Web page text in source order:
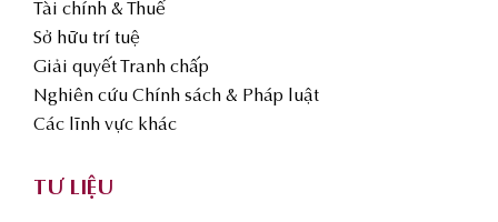
Tài chính & Thuế
Sở hữu trí tuệ
Giải quyết Tranh chấp
Nghiên cứu Chính sách & Pháp luật
Các lĩnh vực khác
TƯ LIỆU